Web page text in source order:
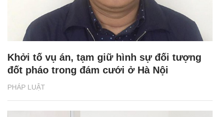
PHÁP LUẬT
Khởi tố vụ án, tạm giữ hình sự đối tượng
đốt pháo trong đám cưới ở Hà Nội